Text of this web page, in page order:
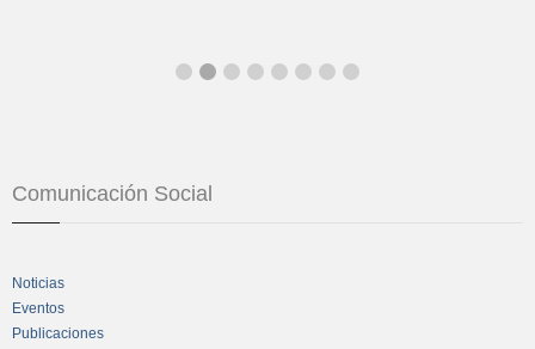
Comunicación Social
Noticias
Eventos
Publicaciones